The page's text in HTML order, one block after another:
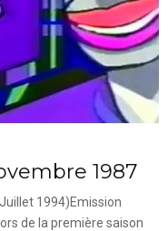
1987
1994)Emission
de la première saison